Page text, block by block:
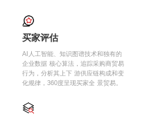
买家评估
AI人工智能、知识图谱技术和独有的
企业数据 核心算法，追踪采购商贸易
行为，分析其上下 游供应链构成和变
化规律，360度呈现买家全 景贸易。